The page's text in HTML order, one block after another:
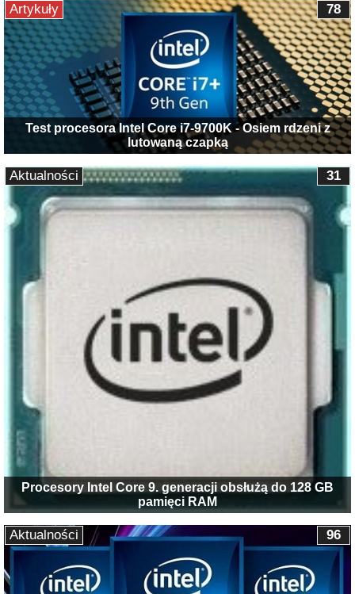
Test procesora Intel Core i7-9700K - Osiem rdzeni z
lutowaną czapką
78
Artykuły
Procesory Intel Core 9. generacji obsłużą do 128 GB
pamięci RAM
31
Aktualności
96
Aktualności